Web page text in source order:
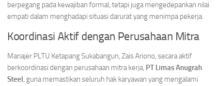
berpegang pada kewajiban formal, tetapi juga mengedepankan nilai
empati dalam menghadapi situasi darurat yang menimpa pekerja.
Koordinasi Aktif dengan Perusahaan Mitra
Manajer PLTU Ketapang Sukabangun, Zais Ariono, secara aktif
berkoordinasi dengan perusahaan mitra kerja, PT Limas Anugrah
Steel, guna memastikan seluruh hak karyawan yang mengalami